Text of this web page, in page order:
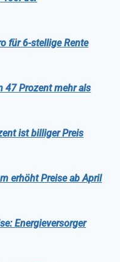
für 6-stellige Rente
47 Prozent mehr als
ist billiger Preis
erhöht Preise ab April
Energieversorger